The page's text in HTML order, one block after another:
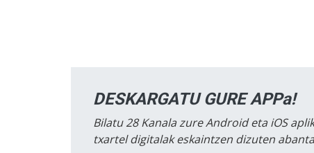
DESKARGATU GURE APPa!
Bilatu 28 Kanala zure Android eta iOS
txartel digitalak eskaintzen dizuten